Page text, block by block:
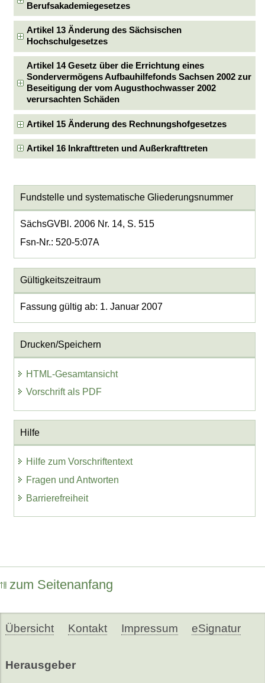
Berufsakademiegesetzes
Artikel 13 Änderung des Sächsischen
Hochschulgesetzes
Artikel 14 Gesetz über die Errichtung eines
Sondervermögens Aufbauhilfefonds Sachsen 2002 zur
Beseitigung der vom Augusthochwasser 2002
verursachten Schäden
Artikel 15 Änderung des Rechnungshofgesetzes
Artikel 16 Inkrafttreten und Außerkrafttreten
Fundstelle und systematische Gliederungsnummer
SächsGVBl. 2006 Nr. 14, S. 515
Fsn-Nr.: 520-5:07A
Gültigkeitszeitraum
Fassung gültig ab: 1. Januar 2007
Drucken/Speichern
HTML-Gesamtansicht
Vorschrift als PDF
Hilfe
Hilfe zum Vorschriftentext
Fragen und Antworten
Barrierefreiheit
zum Seitenanfang
Übersicht Kontakt Impressum eSignatur
Herausgeber